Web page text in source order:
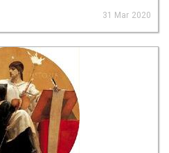
31 Mar 2020